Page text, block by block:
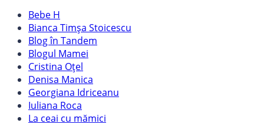
Bebe H
Bianca Timșa Stoicescu
Blog în Tandem
Blogul Mamei
Cristina Oțel
Denisa Manica
Georgiana Idriceanu
Iuliana Roca
La ceai cu mămici